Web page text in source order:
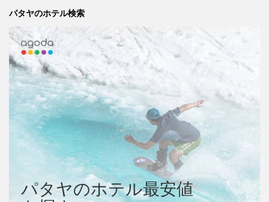
パタヤのホテル検索